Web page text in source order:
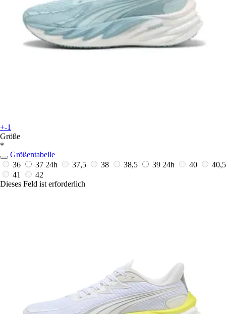
+-1
Größe
*
Größentabelle
36
37 24h 37,5 38 38,5 39 24h 40
40,5
41
42
Dieses Feld ist erforderlich